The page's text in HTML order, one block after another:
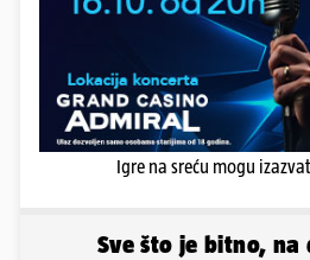
Igre na sreću mogu
Sve što je bitno, na